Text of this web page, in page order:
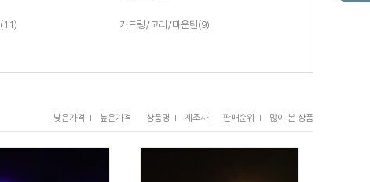
(11) 카드링/고리/마운틴(9)
낮은가격 I 높은가격 I 상품명 I 제조사 I 판매순위 I 많이 본 상품